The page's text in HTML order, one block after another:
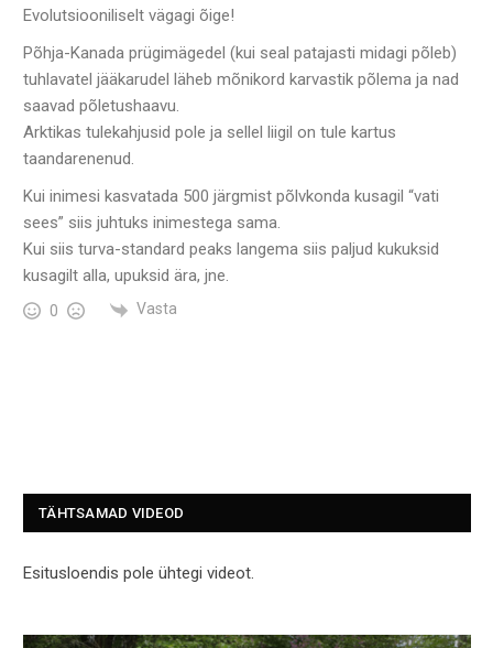
Evolutsiooniliselt vägagi õige!
Põhja-Kanada prügimägedel (kui seal patajasti midagi põleb)
tuhlavatel jääkarudel läheb mõnikord karvastik põlema ja nad
saavad põletushaavu.
Arktikas tulekahjusid pole ja sellel liigil on tule kartus
taandarenenud.
Kui inimesi kasvatada 500 järgmist põlvkonda kusagil “vati
sees” siis juhtuks inimestega sama.
Kui siis turva-standard peaks langema siis paljud kukuksid
kusagilt alla, upuksid ära, jne.
0 Vasta
TÄHTSAMAD VIDEOD
Esitusloendis pole ühtegi videot.